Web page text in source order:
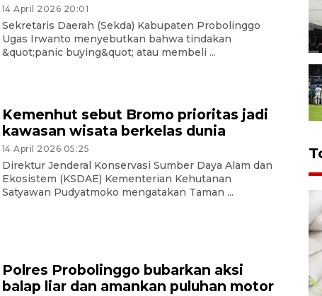
14 April 2026 20:01
Sekretaris Daerah (Sekda) Kabupaten Probolinggo
Ugas Irwanto menyebutkan bahwa tindakan
&quot;panic buying&quot; atau membeli ...
Kemenhut sebut Bromo prioritas jadi
kawasan wisata berkelas dunia
14 April 2026 05:25
Direktur Jenderal Konservasi Sumber Daya Alam dan
Ekosistem (KSDAE) Kementerian Kehutanan
Satyawan Pudyatmoko mengatakan Taman ...
Polres Probolinggo bubarkan aksi
balap liar dan amankan puluhan motor